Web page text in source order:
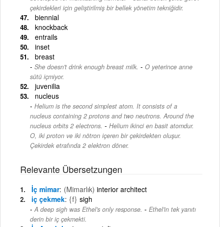
çekirdekleri için geliştirilmiş bir bellek yönetim tekniğidir.
biennial
knockback
entrails
inset
breast
She doesn't drink enough breast milk. - O yeterince anne
sütü içmiyor.
juvenilia
nucleus
Helium is the second simplest atom. It consists of a
nucleus containing 2 protons and two neutrons. Around the
nucleus orbits 2 electrons. - Helium ikinci en basit atomdur.
O, iki proton ve iki nötron içeren bir çekirdekten oluşur.
Çekirdek etrafında 2 elektron döner.
Relevante Übersetzungen
İç mimar (Mimarlık) interior architect
iç çekmek {f} sigh
A deep sigh was Ethel's only response. - Ethel'in tek yanıtı
derin bir iç çekmekti.